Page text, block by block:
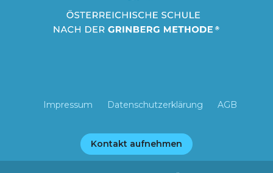
Impressum Datenschutzerklärung AGB
Kontakt aufnehmen